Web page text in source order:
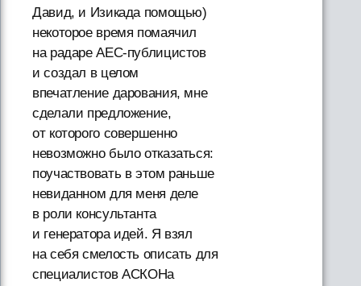
Давид, и Изикада помощью)
некоторое время помаячил
на радаре AEC-публицистов
и создал в целом
впечатление дарования, мне
сделали предложение,
от которого совершенно
невозможно было отказаться:
поучаствовать в этом раньше
невиданном для меня деле
в роли консультанта
и генератора идей. Я взял
на себя смелость описать для
специалистов АСКОНа